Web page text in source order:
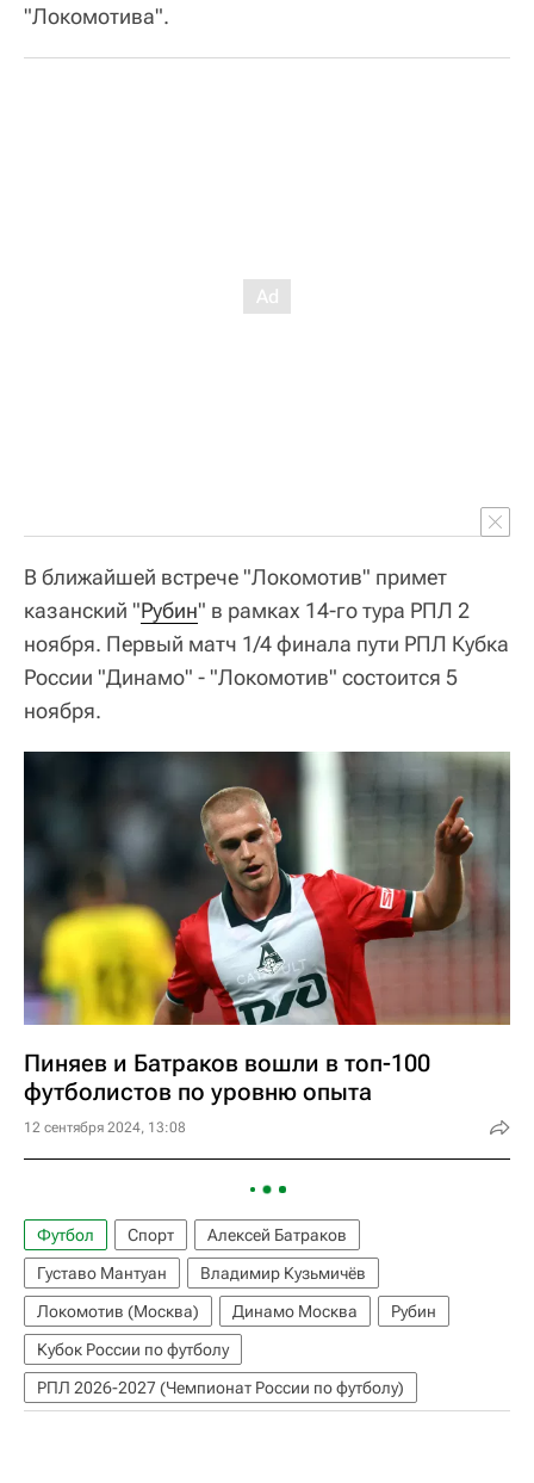
"Локомотива".
В ближайшей встрече "Локомотив" примет
казанский "Рубин" в рамках 14-го тура РПЛ 2
ноября. Первый матч 1/4 финала пути РПЛ Кубка
России "Динамо" - "Локомотив" состоится 5
ноября.
Пиняев и Батраков вошли в топ-100
футболистов по уровню опыта
12 сентября 2024, 13:08
Футбол Спорт
Алексей Батраков
Густаво Мантуан
Владимир Кузьмичёв
Локомотив (Москва)
Динамо Москва
Рубин
Кубок России по футболу
РПЛ 2026-2027 (Чемпионат России по футболу)